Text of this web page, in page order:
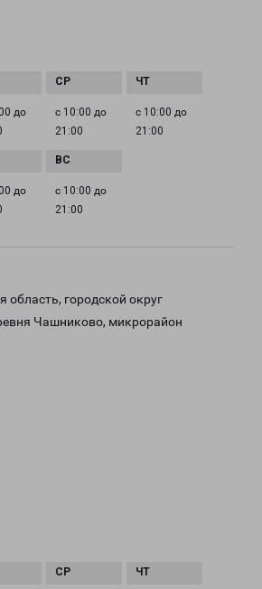
до
с 10:00 до
21:00
с 10:00 до
21:00
до
с 10:00 до
21:00
область, городской округ
Чашниково, микрорайон